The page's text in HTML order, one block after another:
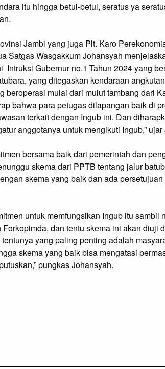
itu hingga betul-betul, seratus ya
Jambi yang juga Plt. Karo
Satgas Wasgakkum Johansyah
Intruksi Gubernur no.1 Tahun 2024 yang
yang ditegaskan kendaraan
beroperasi mulai dari mulut tambang dari
bahwa para petugas dilapangan baik di
terkait dengan Ingub ini. Dan
anggotanya untuk mengikuti Ingub,”
bersama baik dari pemerintah dan
skema dari PPTB tentang jalur
skema yang baik dan ada
untuk memfungsikan Ingub itu sambil
dan tentu skema ini akan diuji
yang paling penting adalah
skema yang baik bisa mengatasi
pungkas Johansyah.